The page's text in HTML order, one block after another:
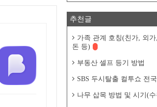
추천글
가족 관계 호칭(친가, 외
돈 등)
부동산 셀프 등기 방법
SBS 두시탈출 컬투쇼 전
나무 삽목 방법 및 시기(